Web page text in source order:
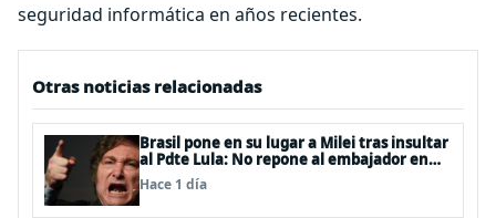
seguridad informática en años recientes.
Otras noticias relacionadas
Brasil pone en su lugar a Milei tras insultar
al Pdte Lula: No repone al embajador en
BBSS y rebaja la relación bilateral
Hace 1 día